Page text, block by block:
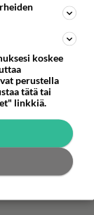
koskee
perustella
tätä tai
linkkiä.